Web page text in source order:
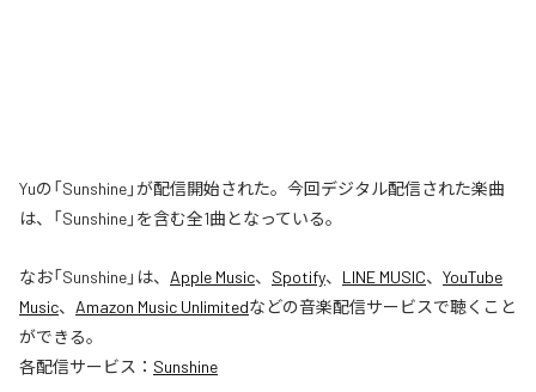
Yuの「Sunshine」が配信開始された。今回デジタル配信された楽曲
は、「Sunshine」を含む全1曲となっている。
なお「Sunshine」は、 Apple Music、 Spotify、 LINE MUSIC、 YouTube
Music、 Amazon Music Unlimitedなどの音楽配信サービスで聴くこと
ができる。
各配信サービス： Sunshine